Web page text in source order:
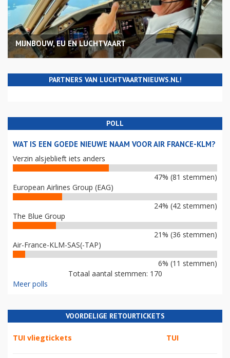
MIJNBOUW, EU EN LUCHTVAART
PARTNERS VAN LUCHTVAARTNIEUWS.NL!
POLL
WAT IS EEN GOEDE NIEUWE NAAM VOOR AIR FRANCE-KLM?
Verzin alsjeblieft iets anders
47% (81 stemmen)
European Airlines Group (EAG)
24% (42 stemmen)
The Blue Group
21% (36 stemmen)
Air-France-KLM-SAS(-TAP)
6% (11 stemmen)
Totaal aantal stemmen: 170
Meer polls
VOORDELIGE RETOURTICKETS
TUI vliegtickets TUI